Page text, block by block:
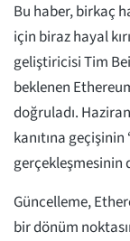
Bu haber, birkaç
için biraz hayal
geliştiricisi Tim
beklenen
doğruladı.
kanıtına
gerçekleşmesinin
Güncelleme,
bir dönüm